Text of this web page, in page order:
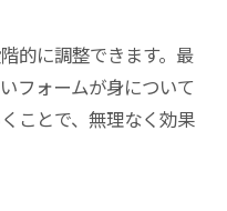
的に調整できます。最
フォームが身について
ことで、無理なく効果